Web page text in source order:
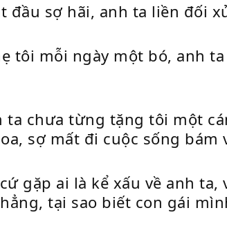
đầu sợ hãi, anh ta liền đối
tôi mỗi ngày một bó, anh
ta chưa từng tặng tôi một
sợ mất đi cuộc sống bám
gặp ai là kể xấu về anh
tại sao biết con gái